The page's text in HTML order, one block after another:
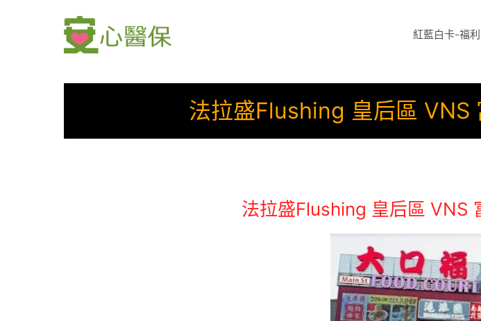
紅藍白卡-福利
法拉盛Flushing 皇后區 VNS
法拉盛Flushing 皇后區 VNS